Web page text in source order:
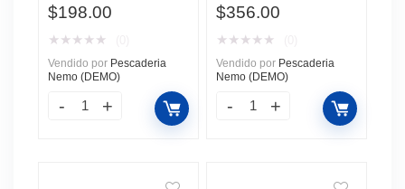
$198.00
★ ★ ★ ★ ★
Vendido por Pescaderia
Nemo (DEMO)
$356.00
★ ★ ★ ★ ★
Vendido por Pescaderia
Nemo (DEMO)